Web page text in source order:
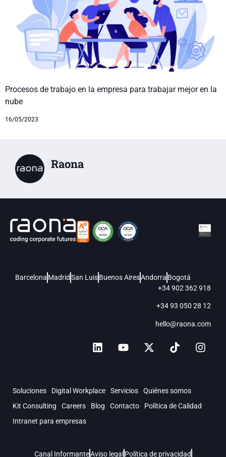
Procesos de trabajo en la empresa para trabajar mejor en la
nube
16/05/2023
Raona
Barcelona MadridSan LuisBuenos AiresAndorra Bogotá
+34 902 362 918
+34 93 050 28 12
hello@raona.com
Soluciones Digital Workplace Servicios
Quiénes somos
Kit Consulting
Careers Blog Contacto
Política de Calidad
Intranet para empresas
Canal InformanteAviso legal Política de privacidad